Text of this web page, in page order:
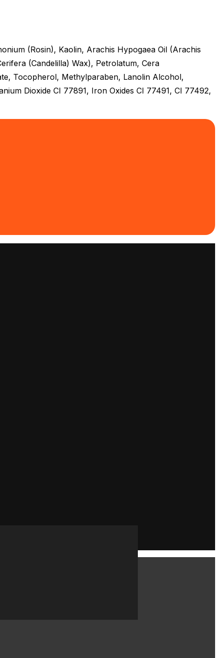
(Rosin), Kaolin, Arachis Hypogaea Oil (Arachis
(Candelilla) Wax), Petrolatum, Cera
Tocopherol, Methylparaben, Lanolin Alcohol,
Dioxide CI 77891, Iron Oxides CI 77491, CI 77492,